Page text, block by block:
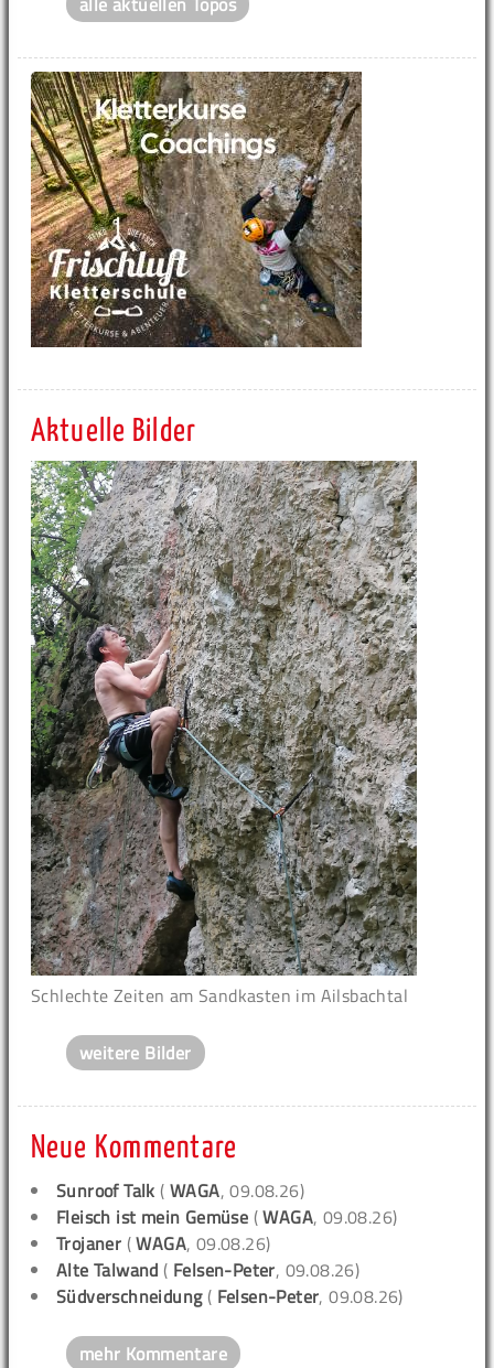
Aktuelle Bilder
Schlechte Zeiten am Sandkasten im Ailsbachtal
weitere Bilder
Neue Kommentare
Sunroof Talk (WAGA, 09.08.26)
Fleisch ist mein Gemüse (WAGA, 09.08.26)
Trojaner (WAGA, 09.08.26)
Alte Talwand ( Felsen-Peter, 09.08.26)
Südverschneidung( Felsen-Peter, 09.08.26)
mehr Kommentare